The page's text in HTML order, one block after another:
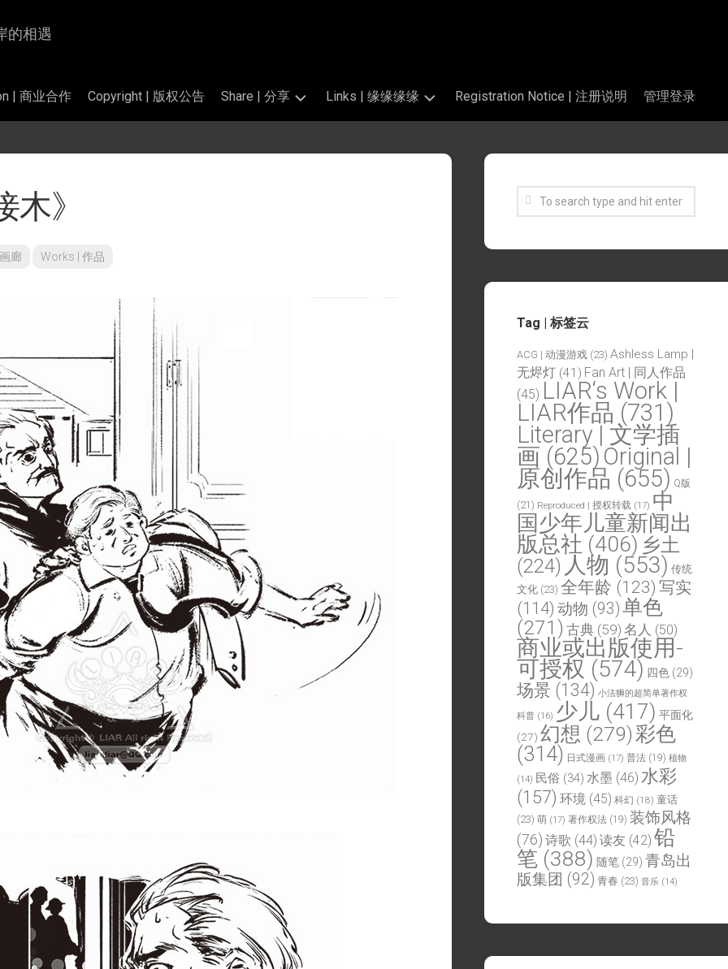
的相遇
| 商业合作 Copyright | 版权公告 Share | 分享
转
超
单
著
作
权
普
讲
的
故
Links | 缘缘缘缘 Registration Notice | 注册说明 管理登录
》
廊 Works | 作品
Tag | 标签云
ACG | 动漫游戏 (23) Ashless Lamp |
无烬灯 (41) Fan Art | 同人作品
(45) LIAR‘s Work |
LIAR作品 (731)
Literary | 文学插
画 (625) Original |
原创作品 (655) Q版
(21) Reproduced | 授权转载 (17) 中
国少年儿童新闻出
版总社 (406) 乡土
(224) 人物 (553) 传统
文化 (23) 全年龄 (123) 写实
(114) 动物 (93)单色
(271) 古典 (59) 名人 (50)
商业或出版使用-
可授权 (574) 四色 (29)
场景 (134) 小法狮的超简单著作权
科普 (16) 少儿 (417) 平面化
(27) 幻想 (279)彩色
(314) 日式漫画 (17) 普法 (19) 植物
(14) 民俗 (34) 水墨 (46) 水彩
(157) 环境 (45) 科幻 (18) 童话
(23) 萌 (17) 著作权法 (19) 装饰风格
(76) 诗歌 (44) 读友 (42) 铅
笔 (388) 随笔 (29) 青岛出
版集团 (92) 青春 (23) 音乐 (14)